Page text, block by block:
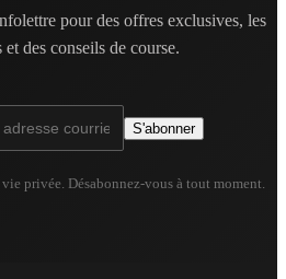
pour des offres exclusives, les
et des conseils de course.
S'abonner
privée. Désabonnez-vous à tout moment.